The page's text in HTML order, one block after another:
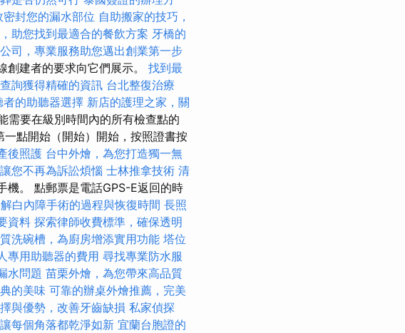
封您的漏水部位 自助搬家的技巧，
助您找到最適合的餐飲方案 牙橋的
司，專業服務助您邁出創業第一步
創建者的要求向它們展示。 找到最
詢獲得精確的資訊 台北整復治療
者的助聽器選擇 新店的護理之家，關
需要在級別時間內的所有檢查點的
一點開始（開始）開始，按照證書按
後照護 台中外燴，為您打造獨一無
您不再為訴訟煩惱 士林推拿技術 清
機。 點郵票是電話GPS-E返回的時
白內障手術的過程與恢復時間 長照
資料 探索律師收費標準，確保透明
洗碗槽，為廚房增添實用功能 塔位
專用助聽器的費用 尋找專業防水服
水問題 苗栗外燴，為您帶來高品質
的美味 可靠的辦桌外燴推薦，完美
與優勢，改善牙齒缺損 私家偵探
每個角落都乾淨如新 宜蘭台胞證的